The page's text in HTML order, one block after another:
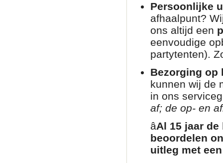
Persoonlijke
afhaalpunt?
ons altijd een
eenvoudige
partytenten).
Bezorging op
kunnen wij de
in ons
af; de op- en
â­Al 15 jaar
beoordelen
uitleg met